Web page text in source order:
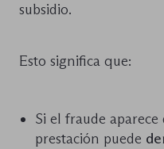
subsidio.
Esto significa que:
Si el fraude
prestación puede